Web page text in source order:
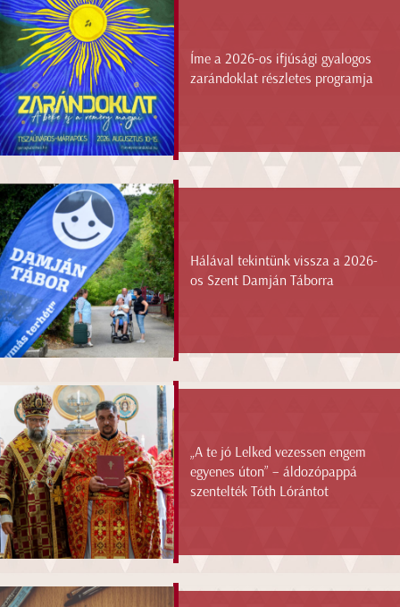
Íme a 2026-os ifjúsági gyalogos
zarándoklat részletes programja
Hálával tekintünk vissza a 2026-
os Szent Damján Táborra
„A te jó Lelked vezessen engem
egyenes úton” – áldozópappá
szentelték Tóth Lórántot